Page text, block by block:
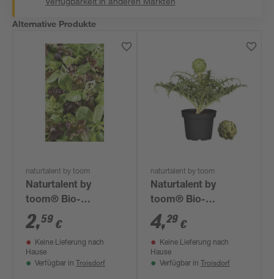
Alternative Produkte
naturtalent by toom
Naturtalent by
toom® Bio-
Pflücksalat, 13 cm
Topf
2,59 €
Keine Lieferung nach
Hause
Verfügbar in Troisdorf
naturtalent by toom
Naturtalent by
toom® Bio-
Gemüseraritäten
verschiedene Sorten
12 cm Topf
4,29 €
Keine Lieferung nach
Hause
Verfügbar in Troisdorf